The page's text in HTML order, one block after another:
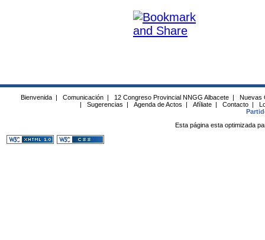
Bienvenida | Comunicación | 12 Congreso Provincial NNGG Albacete |
Nuevas
|
Sugerencias | Agenda de Actos | Afíliate | Contacto |
Esta página esta optimizada